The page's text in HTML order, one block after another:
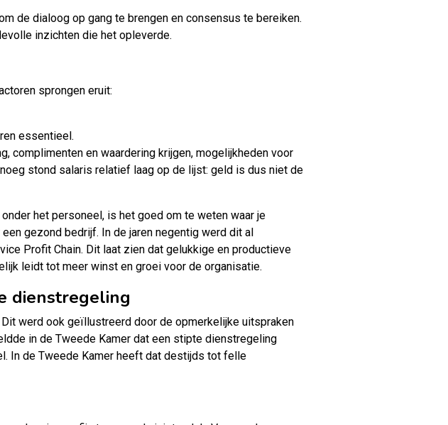
de dialoog op gang te brengen en consensus te bereiken.
inzichten die het opleverde.
sprongen eruit:
essentieel.
complimenten en waardering krijgen, mogelijkheden voor
stond salaris relatief laag op de lijst: geld is dus niet de
het personeel, is het goed om te weten waar je
gezond bedrijf. In de jaren negentig werd dit al
Profit Chain. Dit laat zien dat gelukkige en productieve
leidt tot meer winst en groei voor de organisatie.
dienstregeling
werd ook geïllustreerd door de opmerkelijke uitspraken
in de Tweede Kamer dat een stipte dienstregeling
In de Tweede Kamer heeft dat destijds tot felle